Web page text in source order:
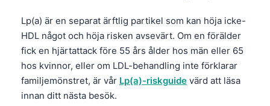
Lp(a) är en separat ärftlig partikel som kan höja icke-
HDL något och höja risken avsevärt. Om en förälder
fick en hjärtattack före 55 års ålder hos män eller 65
hos kvinnor, eller om LDL-behandling inte förklarar
familjemönstret, är vår Lp(a)-riskguide värd att läsa
innan ditt nästa besök.
Lietuvių kalba
Polski
한국어
Slovenščina